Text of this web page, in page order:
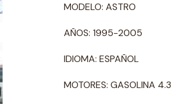
MODELO: ASTRO
AÑOS: 1995-2005
IDIOMA: ESPAÑOL
MOTORES: GASOLINA 4.3